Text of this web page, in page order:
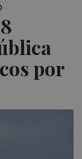
por